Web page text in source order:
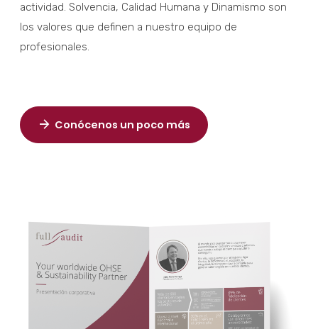
actividad. Solvencia, Calidad Humana y Dinamismo son
los valores que definen a nuestro equipo de
profesionales.
Conócenos un poco más